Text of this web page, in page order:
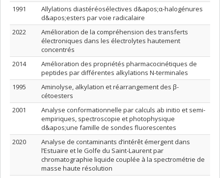
1991
Allylations diastéréosélectives d&apos;α-halogénures
d&apos;esters par voie radicalaire
2022
Amélioration de la compréhension des transferts
électroniques dans les électrolytes hautement
concentrés
2014
Amélioration des propriétés pharmacocinétiques de
peptides par différentes alkylations N-terminales
1995
Aminolyse, alkylation et réarrangement des β-
cétoesters
2001
Analyse conformationnelle par calculs ab initio et semi-
empiriques, spectroscopie et photophysique
d&apos;une famille de sondes fluorescentes
2020
Analyse de contaminants d’intérêt émergent dans
l’Estuaire et le Golfe du Saint-Laurent par
chromatographie liquide couplée à la spectrométrie de
masse haute résolution